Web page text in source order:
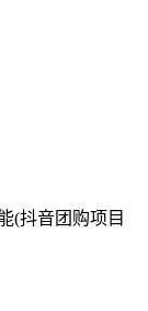
(抖音团购项目